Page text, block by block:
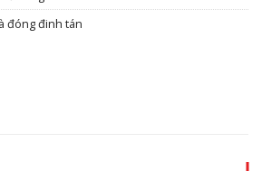
đóng đinh tán